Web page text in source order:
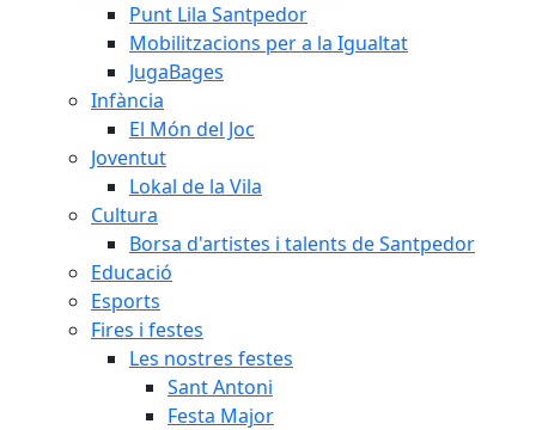
Punt Lila Santpedor
Mobilitzacions per a la Igualtat
JugaBages
Infància
El Món del Joc
Joventut
Lokal de la Vila
Cultura
Borsa d'artistes i talents de Santpedor
Educació
Esports
Fires i festes
Les nostres festes
Sant Antoni
Festa Major